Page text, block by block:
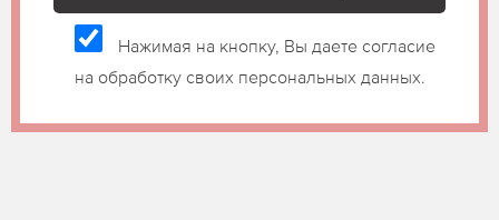
Нажимая на кнопку, Вы даете согласие
на обработку своих персональных данных.